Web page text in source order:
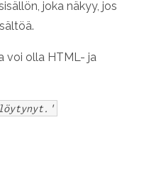
joka näkyy, jos
voi olla HTML- ja